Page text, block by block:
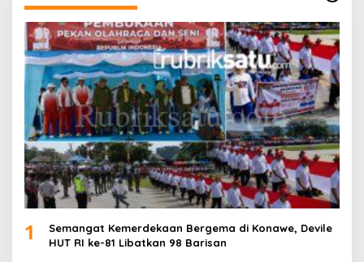
1
Semangat Kemerdekaan Bergema di Konawe, Devile
HUT RI ke-81 Libatkan 98 Barisan